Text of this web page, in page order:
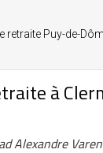
retraite Puy-de-
à
Alexandre